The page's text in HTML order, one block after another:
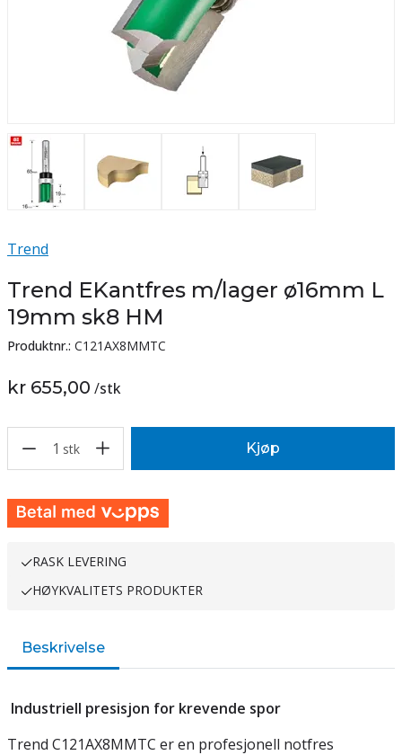
Trend
Trend EKantfres m/lager ø16mm L
19mm sk8 HM
Produktnr.: C121AX8MMTC
kr 655,00 /stk
1 stk Kjøp
RASK LEVERING
HØYKVALITETS PRODUKTER
Beskrivelse
Industriell presisjon for krevende spor
Trend C121AX8MMTC er en profesjonell notfres